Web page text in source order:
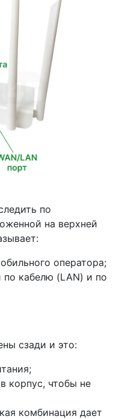
по
на верхней
оператора;
по кабелю (LAN) и по
сзади и это:
корпус, чтобы не
комбинация дает